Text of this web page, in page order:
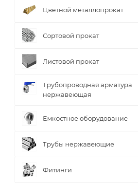
Цветной металлопрокат
Сортовой прокат
Листовой прокат
Трубопроводная арматура
нержавеющая
Емкостное оборудование
Трубы нержавеющие
Фитинги